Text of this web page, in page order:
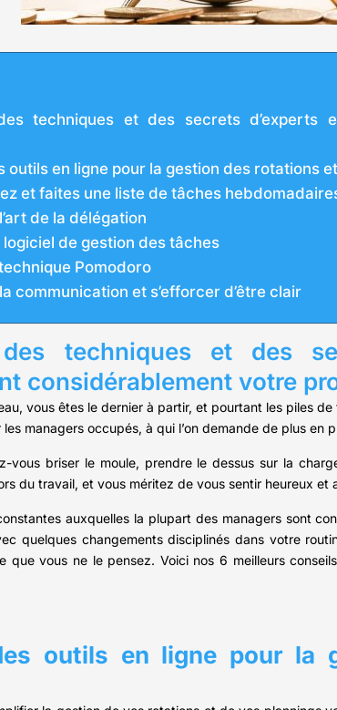
techniques et des secrets d’experts
outils en ligne pour la gestion des rotations
et faites une liste de tâches
de la délégation
logiciel de gestion des tâches
Pomodoro
communication et s’efforcer d’être clair
des techniques et des
considérablement votre
vous êtes le dernier à partir, et pourtant les piles
managers occupés, à qui l’on demande de plus en
vous briser le moule, prendre le dessus sur la
du travail, et vous méritez de vous sentir heureux et
auxquelles la plupart des managers sont
quelques changements disciplinés dans votre
que vous ne le pensez. Voici nos 6 meilleurs
outils en ligne pour la